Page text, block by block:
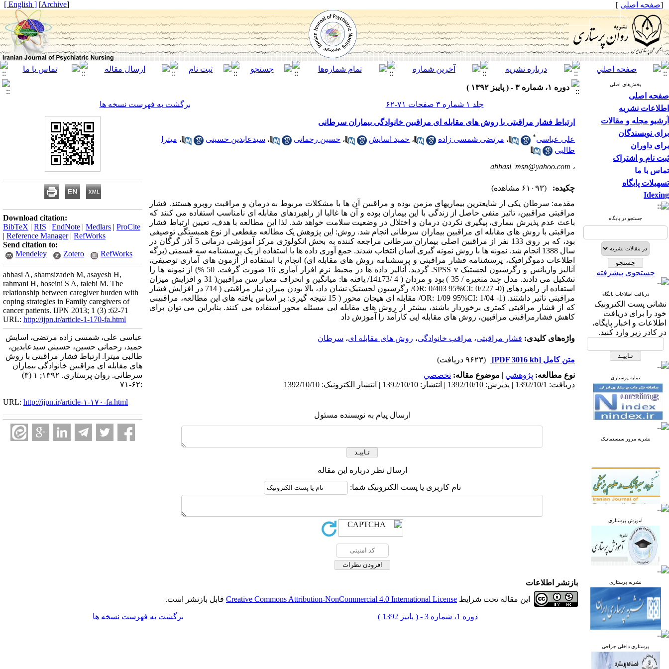
[صفحه اصلی ]
[
Archive
]
[ English ]
بخش‌های اصلی
صفحه اصلی
اطلاعات نشریه
آرشیو مجله و مقالات
برای نویسندگان
برای داوران
ثبت نام و اشتراک
تماس با ما
تسهیلات پایگاه
Idexing
جستجو در پایگاه
جستجوی پیشرفته
دریافت اطلاعات پایگاه
نشانی پست الکترونیک
خود را برای دریافت
اطلاعات و اخبار پایگاه،
در کادر زیر وارد کنید.
نمایه پرستاری
نشریه مرور سیستماتیک
آموزش پرستاری
نشریه پرستاری
پرستاری داخلی جراحی
دوره ۱، شماره ۳ - ( پاییز ۱۳۹۲ )
جلد ۱ شماره ۳ صفحات ۷۱-۶۲
برگشت به فهرست نسخه ها
ارتباط فشار مراقبتی با روش های مقابله ای مراقبین خانوادگی بیماران سرطانی
علی عباسی* ، مرتضی شمسی زاده ، حمید اسایش ، حسین رحمانی ، سیدعابدین حسینی ، میترا
طالبی
، abbasi_msn@yahoo.com
چکیده:
(۶۱۰۹۳ مشاهده)
مقدمه: سرطان یکی از شایعترین بیماریهای مزمن بوده و مراقبین آن ها با مشکلات مربوط به درمان و مراقبت روبرو هستند. فشار
مراقبتی مراقبین، تاثیر منفی حاصل از زندگی با این بیماران بوده و آن ها غالبا از راهبردهای مقابله ای نامناسب استفاده می کنند که
باعث عدم پذیرش بیماری، پیگیری نکردن درمان و اختلال در وضعیت سلامت خواهد شد. لذا این مطالعه با هدف، تعیین ارتباط فشار
مراقبتی با روش های مقابله ای مراقبین بیماران سرطانی انجام شد. روش: این پژوهش یک مطالعه مقطعی از نوع همبستگی توصیفی
بود، که بر روی 133 نفر از مراقبین اصلی بیماران سرطانی مراجعه کننده به بخش انکولوژی مرکز آموزشی درمانی 5 آذر گرگان در
سال 1388 انجام شد. نمونه ها با روش نمونه گیری آسان انتخاب شدند. جمع آوری داده ها با استفاده از یک پرسشنامه سه قسمتی (برگه
اطلاعات دموگرافیک، پرسشنامه فشار مراقبتی و پرسشنامه روش های مقابله ای) انجام با استفاده از آزمون های آماری توصیفی،
آنالیز واریانس و رگرسیون لجستیک SPSS v. گردید. آنالیز داده ها در محیط نرم افزار آماری 16 صورت گرفت. 50 %) از نمونه ها را
تشکیل می دادند. مدل چند متغیره / 35 ) بود و مردان ( 4 /73±14/ یافته ها: میانگین و انحراف معیار سن مراقبین( 31 و افزایش میزان
استفاده از راهبردهای (OR: 0/403 95%CI: 0/227 -0/ رگرسیون لجستیک نشان داد، بالا بودن میزان نیاز مراقبتی ( 714 در افزایش فشار
مراقبتی تاثیر داشتند. (OR: 1/09 95%CI: 1/04 -1/ مقابله ای هیجان محور ( 15 نتیجه گیری: بر اساس یافته های این مطالعه، مراقبینی
که از فشار مراقبتی کمتری برخوردار باشند، بیشتر از روش های مقابله ایی مسئله محور استفاده می کنند. بنابراین می توان برای
کاهش فشارمراقبتی مراقبین، روش های مقابله ایی کارآمد را آموزش داد
واژه‌های کلیدی: فشار مراقبتی، مراقب خانوادگی، روش های مقابله ای، سرطان
متن کامل [PDF 3016 kb]
(۹۶۲۳ دریافت)
نوع مطالعه: پژوهشي | موضوع مقاله: تخصصي
دریافت: 1392/10/1 | پذیرش: 1392/10/10 | انتشار: 1392/10/10 | انتشار الکترونیک: 1392/10/10
ارسال پیام به نویسنده مسئول
ارسال نظر درباره این مقاله
نام کاربری یا پست الکترونیک شما:
Download citation:
BibTeX | RIS | EndNote | Medlars | ProCite
| Reference Manager| RefWorks
Send citation to:
Mendeley
Zotero RefWorks
abbasi A, shamsizadeh M, asayesh H,
rahmani H, hoseini S A, talebi M. The
relationship between caregiver burden with
coping strategies in Family caregivers of
cancer patients. IJPN 2013; 1 (3) :62-71
URL: http://ijpn.ir/article-1-170-fa.html
عباسی علی، شمسی زاده مرتضی، اسایش
حمید، رحمانی حسین، حسینی سیدعابدین،
طالبی میترا. ارتباط فشار مراقبتی با روش
های مقابله ای مراقبین خانوادگی بیماران
سرطانی. روان پرستاری. ۱۳۹۲; ۱ (۳)
:۶۲-۷۱
URL: http://ijpn.ir/article-۱-۱۷۰-fa.html
بازنشر اطلاعات
این مقاله تحت شرایط Creative Commons Attribution-NonCommercial 4.0 International License قابل بازنشر است.
دوره 1، شماره 3 - ( پاییز 1392 ) برگشت به فهرست نسخه ها